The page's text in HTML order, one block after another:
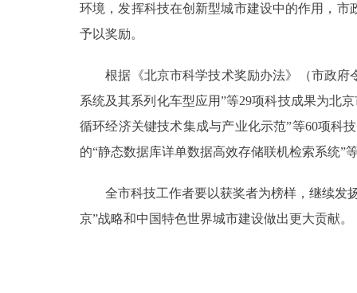
便民服务
中介服务
环境，发挥科技在创新型城市建设中的作用，
予以奖励。
根据《北京市科学技术奖励办法》（市政府
系统及其系列化车型应用”等29项科技成果为北
循环经济关键技术集成与产业化示范”等60项科
的“静态数据库详单数据高效存储联机检索系统”
全市科技工作者要以获奖者为榜样，继续发扬
京”战略和中国特色世界城市建设做出更大贡献。